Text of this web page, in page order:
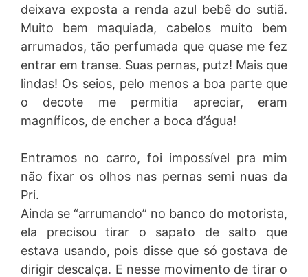
deixava exposta a renda azul bebê do sutiã.
Muito bem maquiada, cabelos muito bem
arrumados, tão perfumada que quase me fez
entrar em transe. Suas pernas, putz! Mais que
lindas! Os seios, pelo menos a boa parte que
o decote me permitia apreciar, eram
magníficos, de encher a boca d’água!
Entramos no carro, foi impossível pra mim
não fixar os olhos nas pernas semi nuas da
Pri.
Ainda se “arrumando” no banco do motorista,
ela precisou tirar o sapato de salto que
estava usando, pois disse que só gostava de
dirigir descalça. E nesse movimento de tirar o